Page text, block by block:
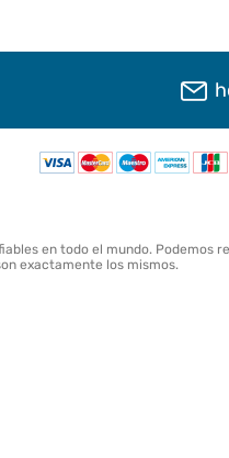
en todo el mundo. Podemos
exactamente los mismos.